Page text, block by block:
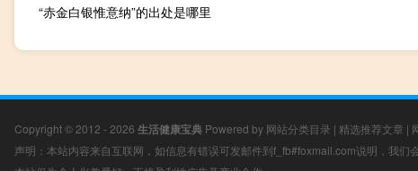
“赤金白银惟意纳”的出处是哪里
Copyright © 2012 - 2026 生活健康宝典 Powered by 网站分类目录 | 精选推荐文章 |
声明：本站内容来自互联网，如信息有错误可发邮件到f_fb#foxmail.com说明，我们